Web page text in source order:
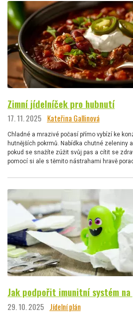
Zimní jídelníček pro hubnutí
17. 11. 2025 Kateřina Gallinová
Chladné a mrazivé počasí přímo vybízí ke
hutnějších pokrmů. Nabídka chutné zeleniny
pokud se snažíte zúžit svůj pas a cítit se
pomocí si ale s těmito nástrahami hravě
Jak podpořit imunitní systém na
29. 10. 2025 Jídelní plán